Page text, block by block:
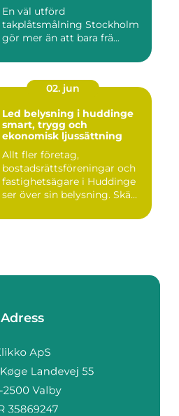
En väl utförd
takplåtsmålning Stockholm
gör mer än att bara frä...
02. jun
Led belysning i huddinge
smart, trygg och
ekonomisk ljussättning
Allt fler företag,
bostadsrättsföreningar och
fastighetsägare i Huddinge
ser över sin belysning. Skä...
Adress